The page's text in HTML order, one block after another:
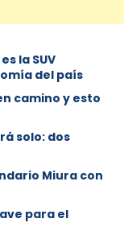
la SUV
del país
camino y esto
solo: dos
Miura con
para el